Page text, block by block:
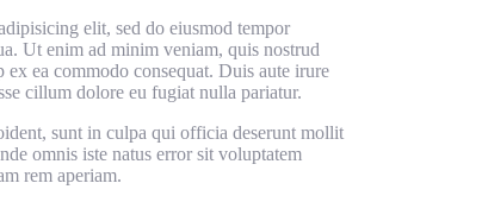
elit, sed do eiusmod tempor
Ut enim ad minim veniam, quis nostrud
ea commodo consequat. Duis aute irure
cillum dolore eu fugiat nulla pariatur.
sunt in culpa qui officia deserunt mollit
omnis iste natus error sit voluptatem
rem aperiam.